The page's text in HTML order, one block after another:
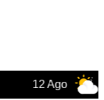
12 Ago 22°C